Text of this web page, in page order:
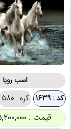
اسب رویا
کد : 1639 گره : 580
قیمت : 5,200,000 تومان